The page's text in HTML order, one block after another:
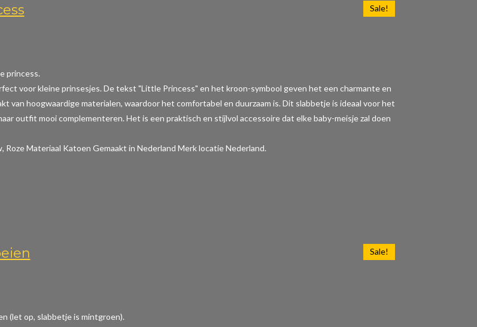
Sale!
princess.
voor kleine prinsesjes. De tekst "Little Princess" en het kroon-symbool geven het een charmante en
van hoogwaardige materialen, waardoor het comfortabel en duurzaam is. Dit slabbetje is ideaal voor het
outfit mooi complementeren. Het is een praktisch en stijlvol accessoire dat elke baby-meisje zal doen
Roze Materiaal Katoen Gemaakt in Nederland Merk locatie Nederland.
Sale!
(let op, slabbetje is mintgroen).